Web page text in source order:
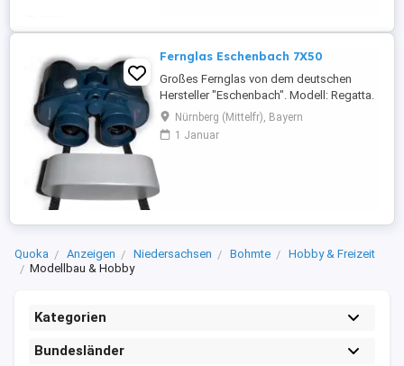
Fernglas Eschenbach 7X50
Großes Fernglas von dem deutschen
Hersteller "Eschenbach". Modell: Regatta.
Das Fernglas befindet sich in einem sehr
guten gebrauchten Zustand. Voll
funktionsfähig. Eigenschaften &
Nürnberg (Mittelfr), Bayern
1 Januar
Quoka Anzeigen Niedersachsen Bohmte
Hobby & Freizeit
Modellbau & Hobby
Kategorien
Bundesländer